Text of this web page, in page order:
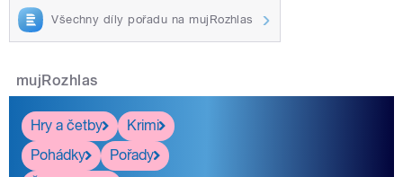
Všechny díly pořadu na mujRozhlas
mujRozhlas
Hry a četby
Krimi
Pohádky
Pořady